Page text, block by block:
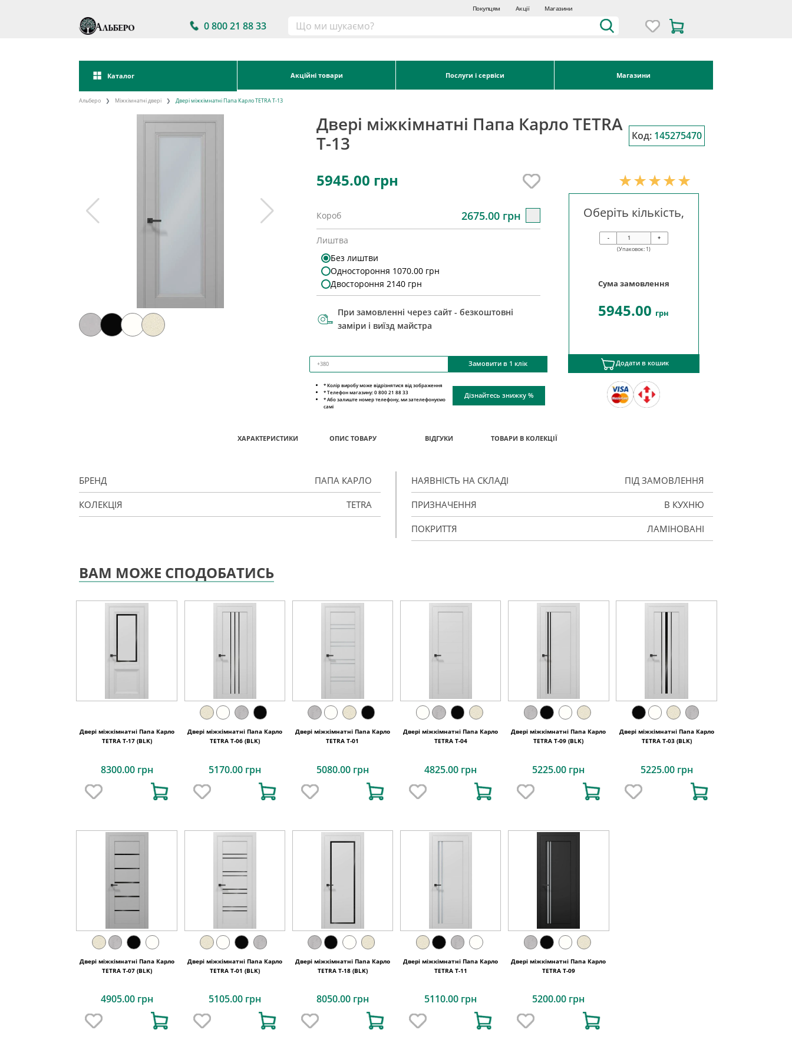
Покупцям Акції Магазини
0 800 21 88 33
Каталог Акційні товари Послуги і сервіси Магазини
Альберо Міжкімнатні двері Двері міжкімнатні Папа Карло TETRA T-13
Двері міжкімнатні Папа Карло TETRA
T-13
Код: 145275470
5945.00 грн
Короб 2675.00 грн
Лиштва
Без лиштви
Одностороння 1070.00 грн
Двостороння 2140 грн
При замовленні через сайт - безкоштовні
заміри і виїзд майстра
Замовити в 1 клік
Оберіть кількість,
-
+
(Упаковок: 1)
Сума замовлення
5945.00 грн
Додати в кошик
* Колір виробу може відрізнятися від зображення
* Телефон магазину: 0 800 21 88 33
* Або залиште номер телефону, ми зателефонуємо
самі
Дізнайтесь знижку %
ХАРАКТЕРИСТИКИ ОПИС ТОВАРУ ВІДГУКИ ТОВАРИ В КОЛЕКЦІЇ
БРЕНД ПАПА КАРЛО
КОЛЕКЦІЯ TETRA
НАЯВНІСТЬ НА СКЛАДІ ПІД ЗАМОВЛЕННЯ
ПРИЗНАЧЕННЯ В КУХНЮ
ПОКРИТТЯ ЛАМІНОВАНІ
ВАМ МОЖЕ СПОДОБАТИСЬ
Двері міжкімнатні Папа Карло
TETRA Т-17 (BLK)
8300.00 грн
Двері міжкімнатні Папа Карло
TETRA T-06 (BLK)
5170.00 грн
Двері міжкімнатні Папа Карло
TETRA Т-01
5080.00 грн
Двері міжкімнатні Папа Карло
TETRA Т-04
4825.00 грн
Двері міжкімнатні Папа Карло
TETRA T-09 (BLK)
5225.00 грн
Двері міжкімнатні Папа Карло
TETRA Т-03 (BLK)
5225.00 грн
Двері міжкімнатні Папа Карло
TETRA T-07 (BLK)
4905.00 грн
Двері міжкімнатні Папа Карло
TETRA Т-01 (BLK)
5105.00 грн
Двері міжкімнатні Папа Карло
TETRA T-18 (BLK)
8050.00 грн
Двері міжкімнатні Папа Карло
TETRA T-11
5110.00 грн
Двері міжкімнатні Папа Карло
TETRA T-09
5200.00 грн